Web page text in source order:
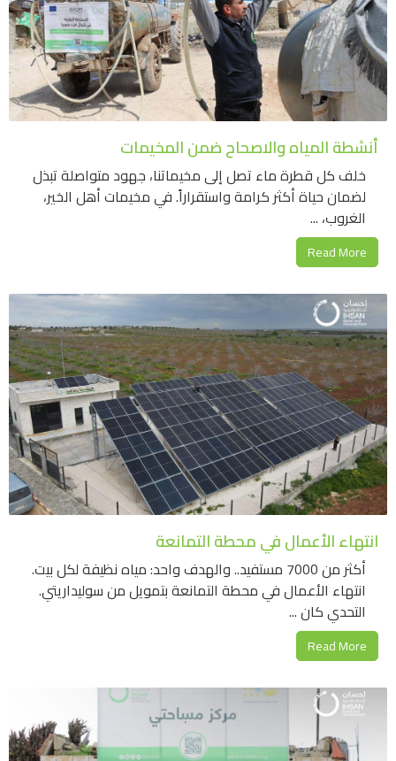
أنشطة المياه والاصحاح ضمن المخيمات
خلف كل قطرة ماء تصل إلى مخيماتنا، جهود متواصلة تبذل
لضمان حياة أكثر كرامة واستقراراً. في مخيمات أهل الخير،
الغروب، ...
Read More
انتهاء الأعمال في محطة التمانعة
أكثر من 7000 مستفيد.. والهدف واحد: مياه نظيفة لكل بيت.
انتهاء الأعمال في محطة التمانعة بتمويل من سوليداريتي.
التحدي كان ...
Read More